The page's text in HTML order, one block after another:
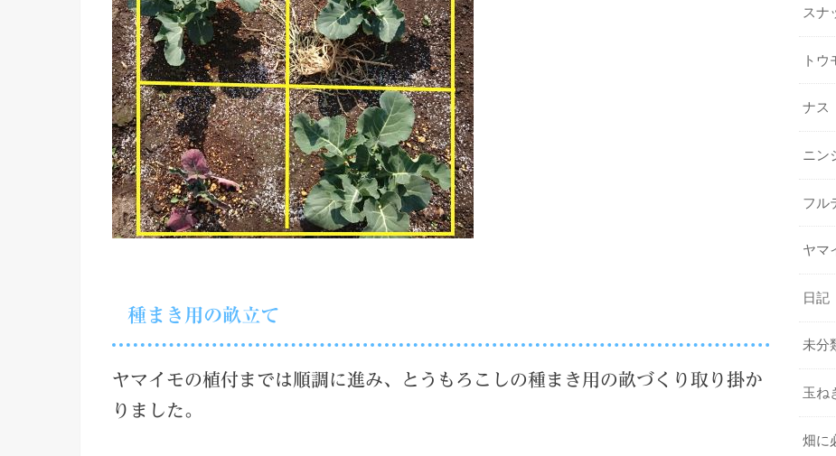
種まき用の畝立て
ヤマイモの植付までは順調に進み、とうもろこしの種まき用の畝づくり取り掛か
りました。
スナ
トウ
ナス
ニン
フル
ヤマ
日記
未分
玉ね
畑に